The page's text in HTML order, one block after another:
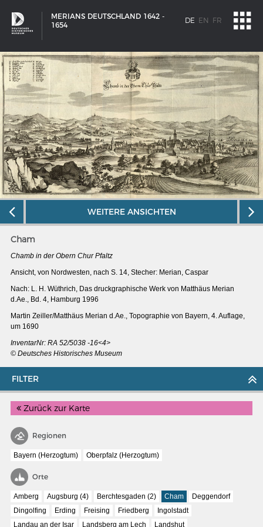
MERIANS DEUTSCHLAND 1642 -
1654
DE EN FR
Entwicklungen im europäischen Schiffbau
MERIANS DEUTSCHLAND 1642 - 1654
Interaktive Karte
Bildergalerie Topographia Germaniae
Impressum
FILTER
Zurück zur Karte
Regionen
Bayern (Herzogtum) Oberpfalz (Herzogtum)
Orte
Amberg Augsburg (4) Berchtesgaden (2) Cham
Deggendorf
Dingolfing
Erding Freising Friedberg
Ingolstadt
Landau an der Isar
Landsberg am Lech Landshut
WEITERE ANSICHTEN
Cham
Chamb in der Obern Chur Pfaltz
Ansicht, von Nordwesten, nach S. 14, Stecher: Merian, Caspar
Nach: L. H. Wüthrich, Das druckgraphische Werk von Matthäus Merian
d.Ae., Bd. 4, Hamburg 1996
Martin Zeiller/Matthäus Merian d.Ae., Topographie von Bayern, 4. Auflage,
um 1690
InventarNr: RA 52/5038 -16<4>
© Deutsches Historisches Museum